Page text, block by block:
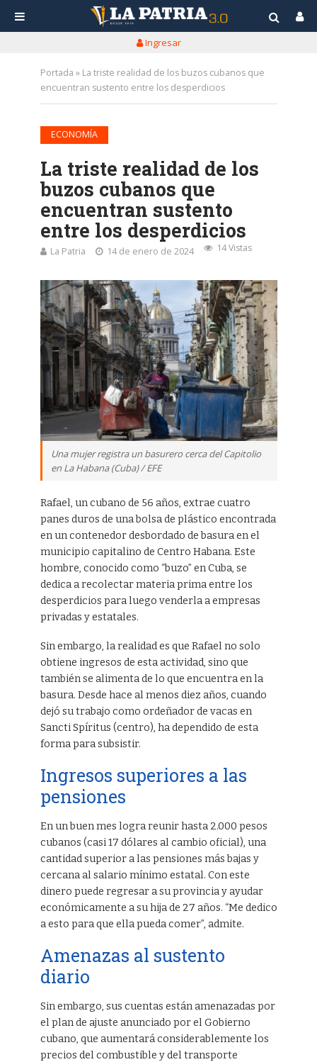
Ingresar
Portada » La triste realidad de los buzos cubanos que
encuentran sustento entre los desperdicios
ECONOMÍA
La triste realidad de los
buzos cubanos que
encuentran sustento
entre los desperdicios
La Patria 14 de enero de 2024 14 Vistas
Una mujer registra un basurero cerca del Capitolio
en La Habana (Cuba) / EFE
Rafael, un cubano de 56 años, extrae cuatro
panes duros de una bolsa de plástico encontrada
en un contenedor desbordado de basura en el
municipio capitalino de Centro Habana. Este
hombre, conocido como “buzo” en Cuba, se
dedica a recolectar materia prima entre los
desperdicios para luego venderla a empresas
privadas y estatales.
Sin embargo, la realidad es que Rafael no solo
obtiene ingresos de esta actividad, sino que
también se alimenta de lo que encuentra en la
basura. Desde hace al menos diez años, cuando
dejó su trabajo como ordeñador de vacas en
Sancti Spíritus (centro), ha dependido de esta
forma para subsistir.
Ingresos superiores a las
pensiones
En un buen mes logra reunir hasta 2.000 pesos
cubanos (casi 17 dólares al cambio oficial), una
cantidad superior a las pensiones más bajas y
cercana al salario mínimo estatal. Con este
dinero puede regresar a su provincia y ayudar
económicamente a su hija de 27 años. “Me dedico
a esto para que ella pueda comer”, admite.
Amenazas al sustento
diario
Sin embargo, sus cuentas están amenazadas por
el plan de ajuste anunciado por el Gobierno
cubano, que aumentará considerablemente los
precios del combustible y del transporte